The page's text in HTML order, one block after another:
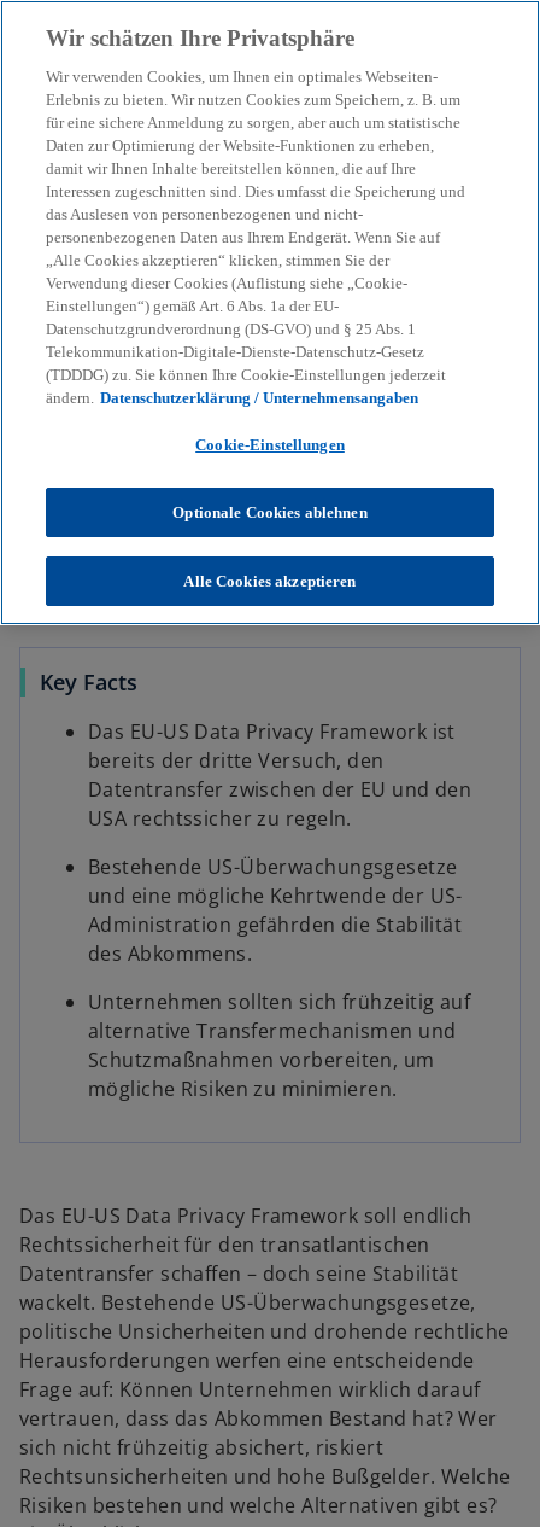
menu search
Datentransfer in die USA:
Risiken und
Handlungsbedarf für
Unternehmen
10-02-2025
i
n
e
e
e
n
t
r
a
t
e
ö
f
f
n
e
t
i
r
i
e
n
e
n
e
e
n
t
r
a
t
e
ö
f
f
n
e
t
i
r
i
e
n
e
n
e
e
n
t
r
a
t
e
ö
f
f
n
e
Datentransfer in die USA: Risiken und Handlungsbedarf für
Key Facts
Das EU-US Data Privacy Framework ist
bereits der dritte Versuch, den
Datentransfer zwischen der EU und den
USA rechtssicher zu regeln.
Bestehende US-Überwachungsgesetze
und eine mögliche Kehrtwende der US-
Administration gefährden die Stabilität
des Abkommens.
Unternehmen sollten sich frühzeitig auf
alternative Transfermechanismen und
Schutzmaßnahmen vorbereiten, um
mögliche Risiken zu minimieren.
Das EU-US Data Privacy Framework soll endlich
Rechtssicherheit für den transatlantischen
Datentransfer schaffen – doch seine Stabilität
wackelt. Bestehende US-Überwachungsgesetze,
politische Unsicherheiten und drohende rechtliche
Herausforderungen werfen eine entscheidende
Frage auf: Können Unternehmen wirklich darauf
vertrauen, dass das Abkommen Bestand hat? Wer
sich nicht frühzeitig absichert, riskiert
Rechtsunsicherheiten und hohe Bußgelder. Welche
Risiken bestehen und welche Alternativen gibt es?
Wir schätzen Ihre Privatsphäre
Wir verwenden Cookies, um Ihnen ein optimales Webseiten-
Erlebnis zu bieten. Wir nutzen Cookies zum Speichern, z. B. um
für eine sichere Anmeldung zu sorgen, aber auch um statistische
Daten zur Optimierung der Website-Funktionen zu erheben,
damit wir Ihnen Inhalte bereitstellen können, die auf Ihre
Interessen zugeschnitten sind. Dies umfasst die Speicherung und
das Auslesen von personenbezogenen und nicht-
personenbezogenen Daten aus Ihrem Endgerät. Wenn Sie auf
„Alle Cookies akzeptieren“ klicken, stimmen Sie der
Verwendung dieser Cookies (Auflistung siehe „Cookie-
Einstellungen“) gemäß Art. 6 Abs. 1a der EU-
Datenschutzgrundverordnung (DS-GVO) und § 25 Abs. 1
Telekommunikation-Digitale-Dienste-Datenschutz-Gesetz
(TDDDG) zu. Sie können Ihre Cookie-Einstellungen jederzeit
ändern. Datenschutzerklärung / Unternehmensangaben
Cookie-Einstellungen
Optionale Cookies ablehnen
Alle Cookies akzeptieren